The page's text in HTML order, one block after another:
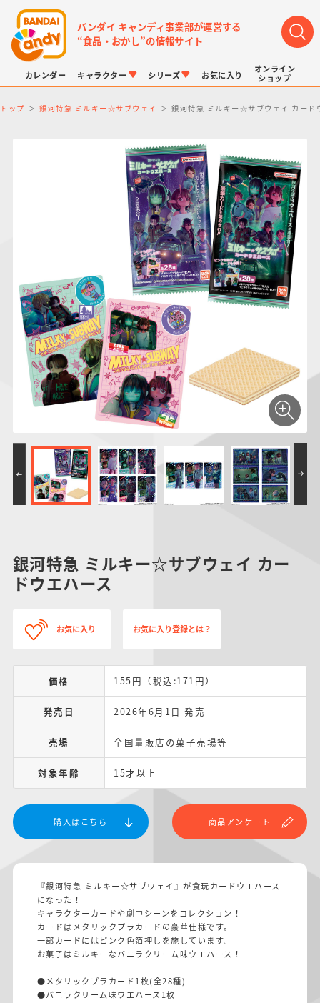
バンダイ キャンディ事業部が運営する
“食品・おかし”の情報サイト
カレンダー キャラクター
仮面ライダーシリー
ズ
PROJECT R.E.D.・
スーパー戦隊シリー
ズ
プリキュアシリーズ
ガンダムシリーズ
ポケットモンスター
ドラゴンボール
サンリオキャラクタ
ーズ
シリーズ
キャラパキ
つりグミ
チョコサプ
にふぉるめーしょん
＆スクエアシール
SMPシリーズ
ポケモンキッズ
キャラデコ
お気に入り
オンライン
ショップ
トップ 銀河特急 ミルキー☆サブウェイ 銀河特急 ミルキー☆サブウェイ カード
銀河特急 ミルキー☆サブウェイ カー
ドウエハース
お気に入り お気に入り登録とは？
価格 155円（税込:171円）
発売日 2026年6月1日 発売
売場 全国量販店の菓子売場等
対象年齢 15才以上
購入はこちら 商品アンケート
『銀河特急 ミルキー☆サブウェイ』が食玩カードウエハース
になった！
キャラクターカードや劇中シーンをコレクション！
カードはメタリックプラカードの豪華仕様です。
一部カードにはピンク色箔押しを施しています。
お菓子はミルキーなバニラクリーム味ウエハース！
●メタリックプラカード1枚(全28種)
●バニラクリーム味ウエハース1枚